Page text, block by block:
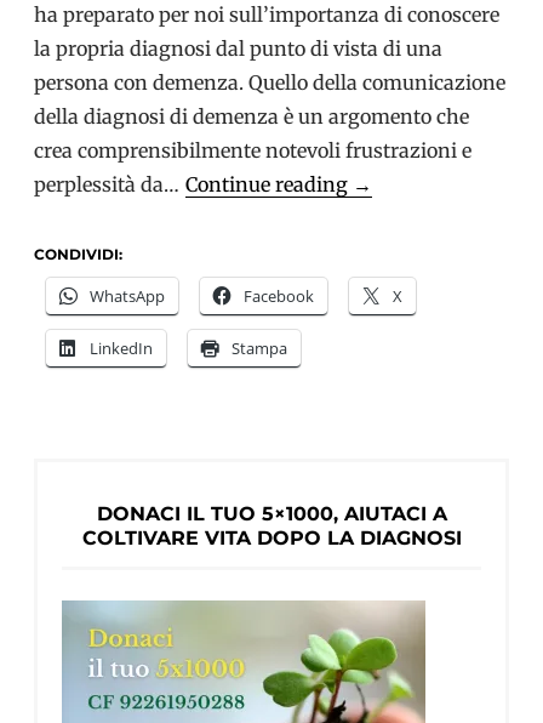
ha preparato per noi sull’importanza di conoscere
la propria diagnosi dal punto di vista di una
persona con demenza. Quello della comunicazione
della diagnosi di demenza è un argomento che
crea comprensibilmente notevoli frustrazioni e
perplessità da… Continue reading Comunicare
di
demenza:
→
CONDIVIDI:
WhatsApp Facebook X
LinkedIn Stampa
DONACI IL TUO 5×1000, AIUTACI A
COLTIVARE VITA DOPO LA DIAGNOSI